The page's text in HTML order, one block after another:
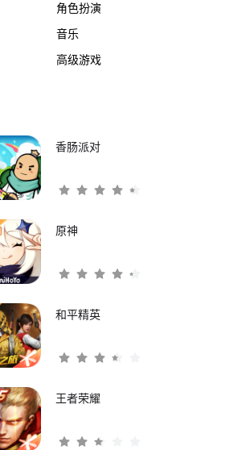
角色扮演
音乐
高级游戏
香肠派对
原神
和平精英
王者荣耀